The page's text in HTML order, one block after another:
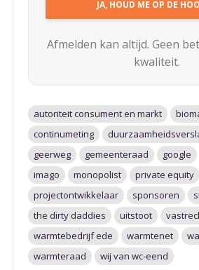
Afmelden kan altijd. Geen
kwaliteit.
autoriteit consument en markt
continumeting
geerweg
gemeenteraad google
imago
monopolist
private equity
projectontwikkelaar
sponsoren
the dirty daddies
uitstoot
warmtebedrijf ede
warmtenet
warmteraad
wij van wc-eend